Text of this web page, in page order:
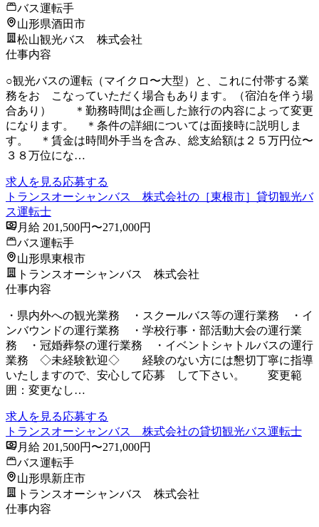
バス運転手
山形県酒田市
松山観光バス 株式会社
仕事内容
○観光バスの運転（マイクロ〜大型）と、これに付帯する業
務をお こなっていただく場合もあります。（宿泊を伴う場
合あり） ＊勤務時間は企画した旅行の内容によって変更
になります。 ＊条件の詳細については面接時に説明しま
す。 ＊賃金は時間外手当を含み、総支給額は２５万円位〜
３８万位にな…
求人を見る応募する
トランスオーシャンバス 株式会社の［東根市］貸切観光バ
ス運転士
月給 201,500円〜271,000円
バス運転手
山形県東根市
トランスオーシャンバス 株式会社
仕事内容
・県内外への観光業務 ・スクールバス等の運行業務 ・イ
ンバウンドの運行業務 ・学校行事・部活動大会の運行業
務 ・冠婚葬祭の運行業務 ・イベントシャトルバスの運行
業務 ◇未経験歓迎◇ 経験のない方には懇切丁寧に指導
いたしますので、安心して応募 して下さい。 変更範
囲：変更なし…
求人を見る応募する
トランスオーシャンバス 株式会社の貸切観光バス運転士
月給 201,500円〜271,000円
バス運転手
山形県新庄市
トランスオーシャンバス 株式会社
仕事内容